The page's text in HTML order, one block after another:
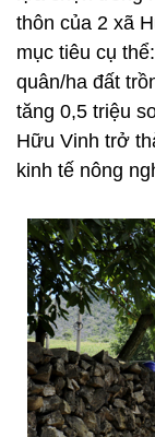
thôn của 2 xã
mục tiêu cụ
quân/ha đất
tăng 0,5 triệu
Hữu Vinh trở
kinh tế nông